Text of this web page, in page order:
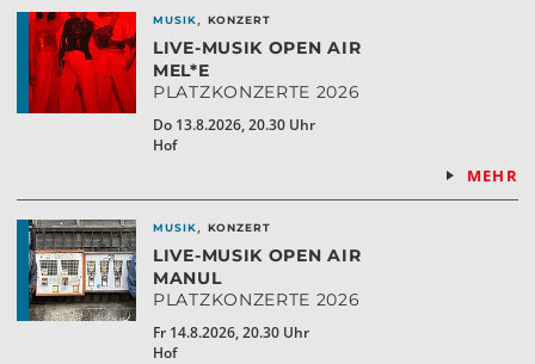
MUSIK, KONZERT
LIVE-MUSIK OPEN AIR
MEL*E
PLATZKONZERTE 2026
Do 13.8.2026, 20.30 Uhr
Hof
MEHR
MUSIK, KONZERT
LIVE-MUSIK OPEN AIR
MANUL
PLATZKONZERTE 2026
Fr 14.8.2026, 20.30 Uhr
Hof